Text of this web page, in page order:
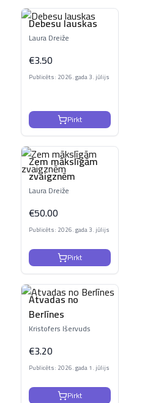
Debesu lauskas
Laura Dreiže
€3.50
Publicēts: 2026. gada 3. jūlijs
Pirkt
Zem mākslīgām
zvaigznēm
Laura Dreiže
€50.00
Publicēts: 2026. gada 3. jūlijs
Pirkt
Atvadas no
Berlīnes
Kristofers Išervuds
€3.20
Publicēts: 2026. gada 1. jūlijs
Pirkt